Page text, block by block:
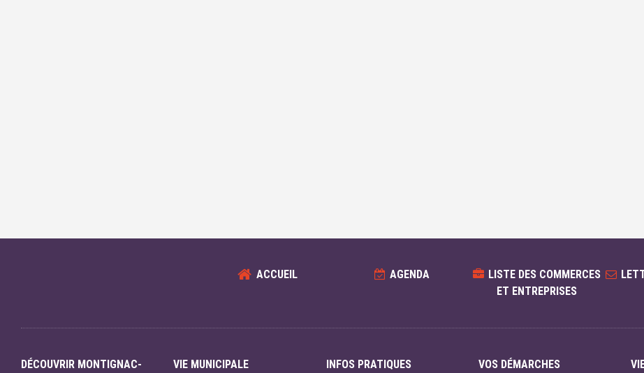
ACCUEIL AGENDA
LISTE DES COMMERCES
ET ENTREPRISES
DÉCOUVRIR MONTIGNAC-
VIE MUNICIPALE INFOS PRATIQUES VOS DÉMARCHES